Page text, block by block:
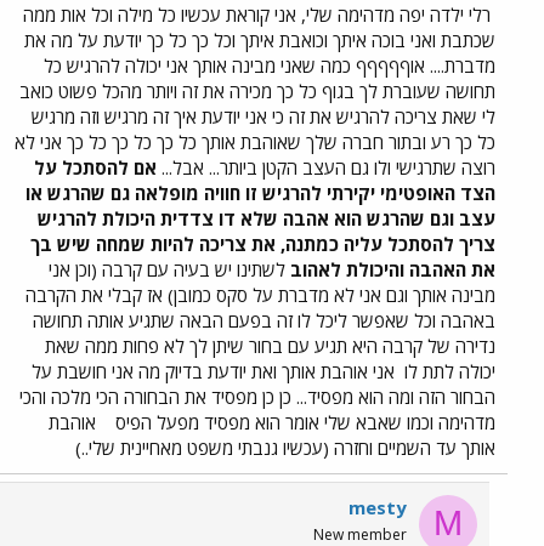
רלי ילדה יפה מדהימה שלי, אני קוראת עכשיו כל מילה וכל אות ממה
שכתבת ואני בוכה איתך וכואבת איתך וכל כך כל כך יודעת על מה את
מדברת.... אוףףףףף כמה שאני מבינה אותך אני יכולה להרגיש כל
תחושה שעוברת לך בגוף כל כך מכירה את זה ויותר מהכל פשוט כואב
לי שאת צריכה להרגיש את זה כי אני יודעת איך זה מרגיש וזה מרגיש
כל כך רע ובתור חברה שלך שאוהבת אותך כל כך כל כך כל כך אני לא
רוצה שתרגישי ולו גם העצב הקטן ביותר... אבל... אם להסתכל על
הצד האופטימי יקירתי להרגיש זו חוויה מופלאה גם שהרגש או
עצב וגם שהרגש הוא אהבה שלא דו צדדית היכולת להרגיש
צריך להסתכל עליה כמתנה, את צריכה להיות שמחה שיש בך
את האהבה והיכולת לאהוב לשתינו יש בעיה עם קרבה (וכן אני
מבינה אותך וגם אני לא מדברת על סקס כמובן) אז קבלי את הקרבה
באהבה וכל שאפשר ליכל לו זה בפעם הבאה שתגיע אותה תחושה
נדירה של קרבה היא תגיע עם בחור שיתן לך לא פחות ממה שאת
יכולה לתת לו אני אוהבת אותך ואת יודעת בדיוק מה אני חושבת על
הבחור הזה ומה הוא מפסיד... כן כן מפסיד את הבחורה הכי מלכה והכי
מדהימה וכמו שאבא שלי אומר הוא מפסיד מפעל הפיס
אוהבת
אותך עד השמיים וחזרה (עכשיו גנבתי משפט מאחיינית שלי..)
M
mesty
New member